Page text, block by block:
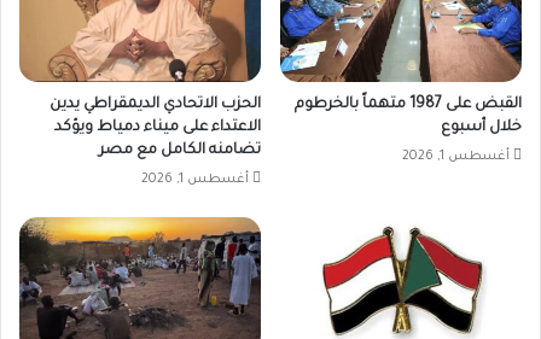
القبض على 1987 متهماً بالخرطوم
خلال أسبوع
أغسطس 1, 2026
الحزب الاتحادي الديمقراطي يدين
الاعتداء على ميناء دمياط ويؤكد
تضامنه الكامل مع مصر
أغسطس 1, 2026